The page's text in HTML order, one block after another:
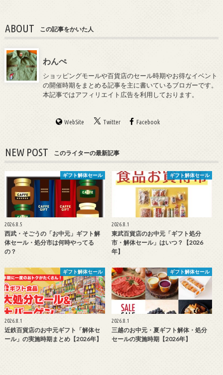
ABOUT この記事をかいた人
わんぺ
ショッピングモールや百貨店のセール時期やお得なイベント
の開催時期をまとめる記事を主に書いているブロガーです。
本記事ではアフィリエイト広告を利用しております。
WebSite Twitter Facebook
NEW POST このライターの最新記事
ギフト解体セール
2026.8.5
西武・そごうの「お中元」ギフト解
体セール・処分市は何時やってる
の？
ギフト解体セール
2026.8.1
東武百貨店のお中元「ギフト処分
市・解体セール」はいつ？【2026
年】
ギフト解体セール
2026.8.1
近鉄百貨店のお中元ギフト「解体セ
ール」の実施時期まとめ【2026年】
ギフト解体セール
2026.8.1
三越のお中元・夏ギフト解体・処分
セールの実施時期【2026年】